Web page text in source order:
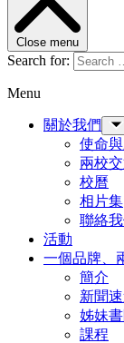
Close menu
Search for:
Menu
關於我們
使命
兩校
校曆
相片集
聯絡
活動
一個品牌、
簡介
新聞
姊妹
課程